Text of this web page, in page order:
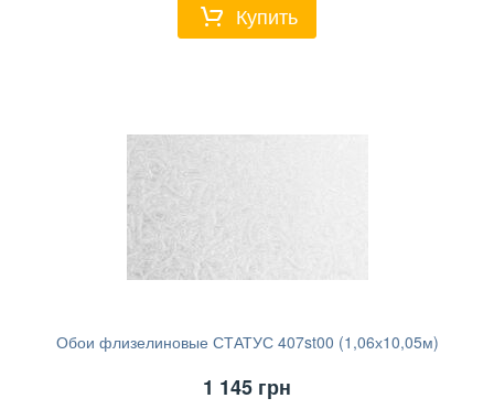
Купить
Обои флизелиновые СТАТУС 407st00 (1,06х10,05м)
1 145 грн